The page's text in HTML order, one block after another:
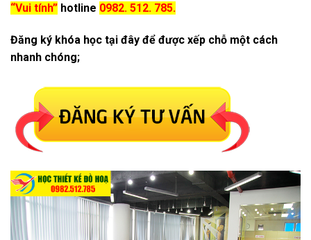
“Vui tính” hotline 0982. 512. 785.
Đăng ký khóa học tại đây để được xếp chỗ một cách
nhanh chóng;